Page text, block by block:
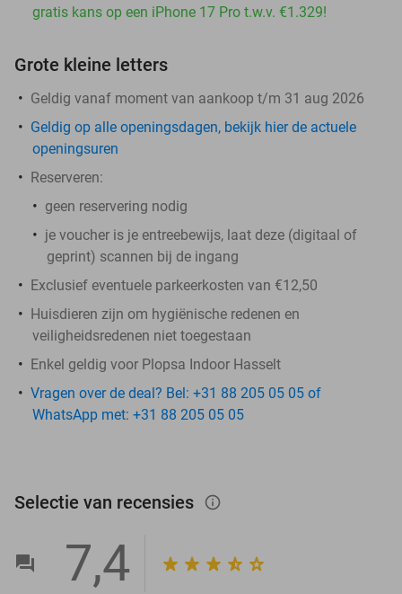
gratis kans op een iPhone 17 Pro t.w.v. €1.329!
Grote kleine letters
Geldig vanaf moment van aankoop t/m 31 aug 2026
Geldig op alle openingsdagen, bekijk hier de actuele
openingsuren
Reserveren:
geen reservering nodig
je voucher is je entreebewijs, laat deze (digitaal of
geprint) scannen bij de ingang
Exclusief eventuele parkeerkosten van €12,50
Huisdieren zijn om hygiënische redenen en
veiligheidsredenen niet toegestaan
Enkel geldig voor Plopsa Indoor Hasselt
Vragen over de deal? Bel: +31 88 205 05 05 of
WhatsApp met: +31 88 205 05 05
Selectie van recensies info_outlined
7,4